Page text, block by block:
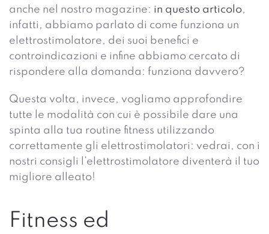
anche nel nostro magazine: in questo articolo,
infatti, abbiamo parlato di come funziona un
elettrostimolatore, dei suoi benefici e
controindicazioni e infine abbiamo cercato di
rispondere alla domanda: funziona davvero?
Questa volta, invece, vogliamo approfondire
tutte le modalità con cui è possibile dare una
spinta alla tua routine fitness utilizzando
correttamente gli elettrostimolatori: vedrai, con i
nostri consigli l’elettrostimolatore diventerà il tuo
migliore alleato!
Fitness ed